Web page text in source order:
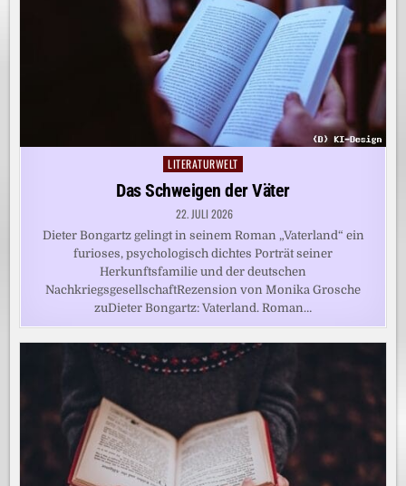
Posted
in
LITERATURWELT
Das Schweigen der Väter
22. JULI 2026
Dieter Bongartz gelingt in seinem Roman „Vaterland“ ein
furioses, psychologisch dichtes Porträt seiner
Herkunftsfamilie und der deutschen
NachkriegsgesellschaftRezension von Monika Grosche
zuDieter Bongartz: Vaterland. Roman…